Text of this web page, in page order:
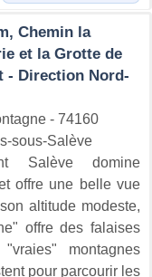
Chemin la
et la Grotte de
- Direction Nord-
- 74160
sous-Salève
Salève domine
offre une belle vue
altitude modeste,
offre des falaises
montagnes
pour parcourir les